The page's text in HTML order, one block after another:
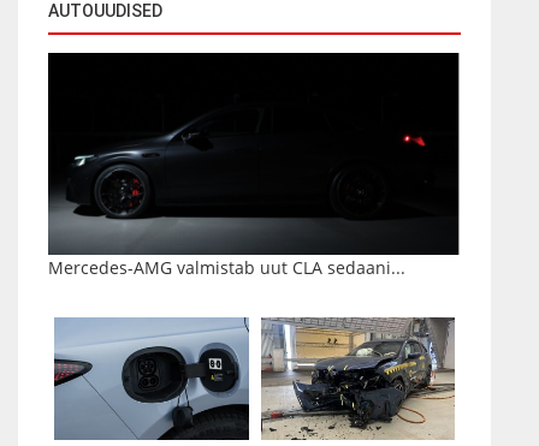
AUTOUUDISED
Mercedes-AMG valmistab uut CLA sedaani...